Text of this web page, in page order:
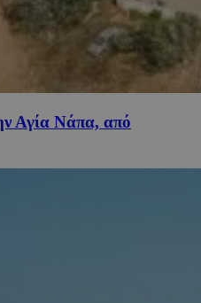
Αγία Νάπα, από